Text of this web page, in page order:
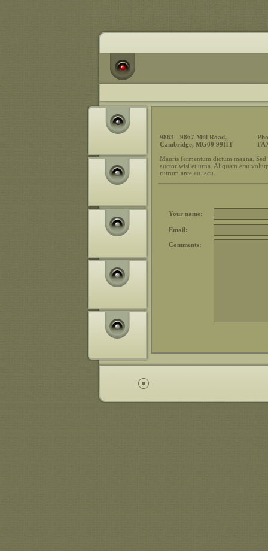
9863 - 9867 Mill Road,
Cambridge, MG09 99HT
Mauris fermentum dictum magna.
auctor wisi et urna. Aliquam erat
rutrum ante eu lacu.
Your name:
Email:
Comments: